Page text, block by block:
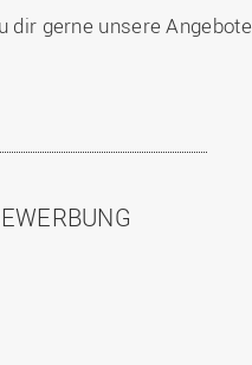
dir gerne unsere